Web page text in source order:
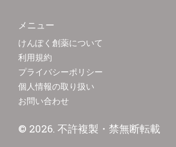
メニュー
けんぽく創薬について
利用規約
プライバシーポリシー
個人情報の取り扱い
お問い合わせ
© 2026. 不許複製・禁無断転載